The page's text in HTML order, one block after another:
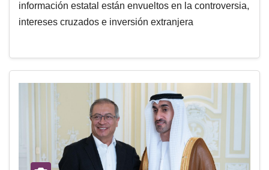
información estatal están envueltos en la controversia,
intereses cruzados e inversión extranjera